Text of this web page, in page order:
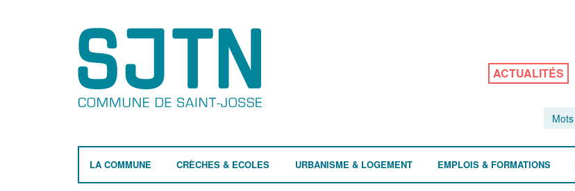
ACTUALITÉS
LA COMMUNE CRÈCHES & ECOLES URBANISME & LOGEMENT EMPLOIS & FORMATIONS